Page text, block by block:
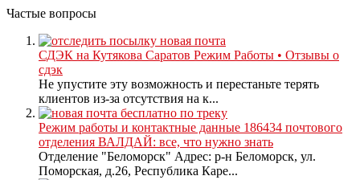
Частые вопросы
СДЭК на Кутякова Саратов Режим Работы • Отзывы о
сдэк
Не упустите эту возможность и перестаньте терять
клиентов из-за отсутствия на к...
Режим работы и контактные данные 186434 почтового
отделения ВАЛДАЙ: все, что нужно знать
Отделение "Беломорск" Адрес: р-н Беломорск, ул.
Поморская, д.26, Республика Каре...